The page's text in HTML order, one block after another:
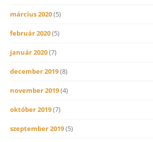
március 2020(5)
február 2020(5)
január 2020(7)
december 2019(8)
november 2019(4)
október 2019(7)
szeptember 2019(5)